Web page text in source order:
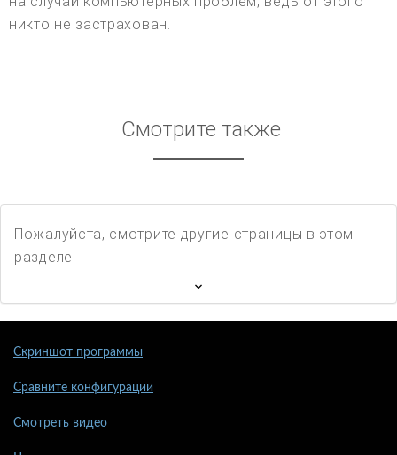
Смотрите также
Пожалуйста, смотрите другие страницы в этом
разделе
Скриншот программы
Сравните конфигурации
Смотреть видео